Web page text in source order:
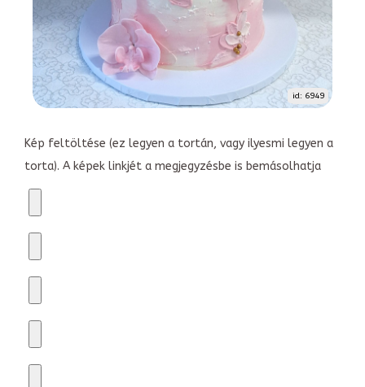
id: 6949
Kép feltöltése (ez legyen a tortán, vagy ilyesmi legyen a
torta). A képek linkjét a megjegyzésbe is bemásolhatja